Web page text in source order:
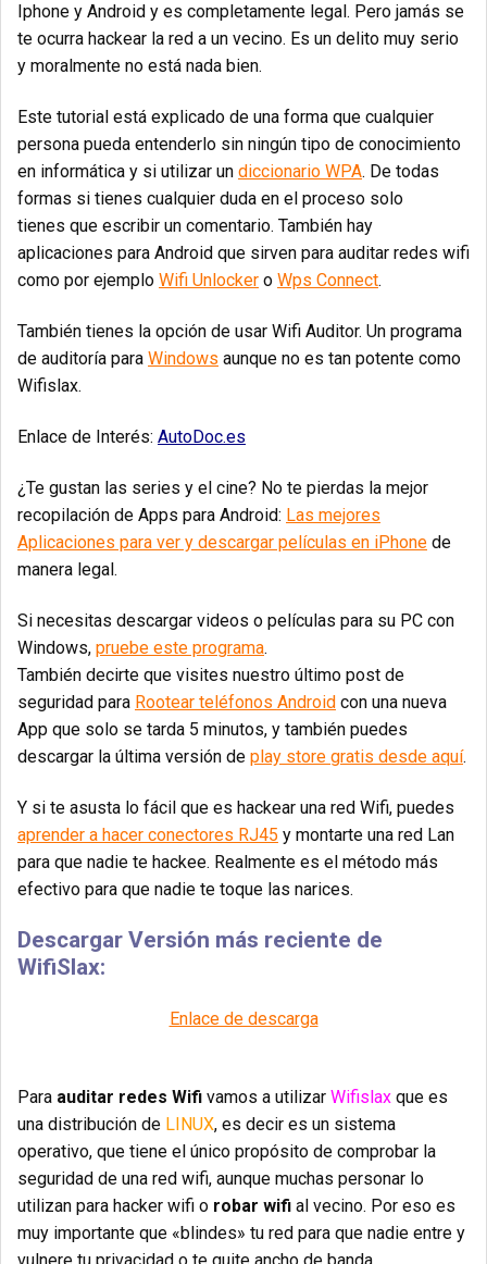
Iphone y Android y es completamente legal. Pero jamás se
te ocurra hackear la red a un vecino. Es un delito muy serio
y moralmente no está nada bien.
Este tutorial está explicado de una forma que cualquier
persona pueda entenderlo sin ningún tipo de conocimiento
en informática y si utilizar un diccionario WPA. De todas
formas si tienes cualquier duda en el proceso solo
tienes que escribir un comentario. También hay
aplicaciones para Android que sirven para auditar redes wifi
como por ejemplo Wifi Unlocker o Wps Connect.
También tienes la opción de usar Wifi Auditor. Un programa
de auditoría para Windows aunque no es tan potente como
Wifislax.
Enlace de Interés: AutoDoc.es
¿Te gustan las series y el cine? No te pierdas la mejor
recopilación de Apps para Android: Las mejores
Aplicaciones para ver y descargar películas en iPhone de
manera legal.
Si necesitas descargar videos o películas para su PC con
Windows, pruebe este programa.
También decirte que visites nuestro último post de
seguridad para Rootear teléfonos Android con una nueva
App que solo se tarda 5 minutos, y también puedes
descargar la última versión de play store gratis desde aquí.
Y si te asusta lo fácil que es hackear una red Wifi, puedes
aprender a hacer conectores RJ45 y montarte una red Lan
para que nadie te hackee. Realmente es el método más
efectivo para que nadie te toque las narices.
Descargar Versión más reciente de
WifiSlax:
Enlace de descarga
Para auditar redes Wifi vamos a utilizar Wifislax que es
una distribución de LINUX, es decir es un sistema
operativo, que tiene el único propósito de comprobar la
seguridad de una red wifi, aunque muchas personar lo
utilizan para hacker wifi o robar wifi al vecino. Por eso es
muy importante que «blindes» tu red para que nadie entre y